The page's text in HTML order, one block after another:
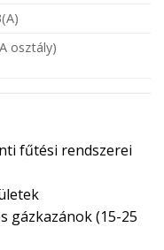
osztály)
fűtési rendszerei
gázkazánok (15-25